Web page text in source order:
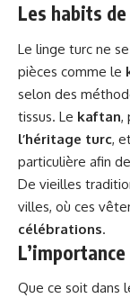
Les habits
Le linge turc ne
pièces comme le
selon des
tissus. Le kaftan,
l’héritage turc,
particulière afin
De vieilles
villes, où ces
célébrations.
Que ce soit dans